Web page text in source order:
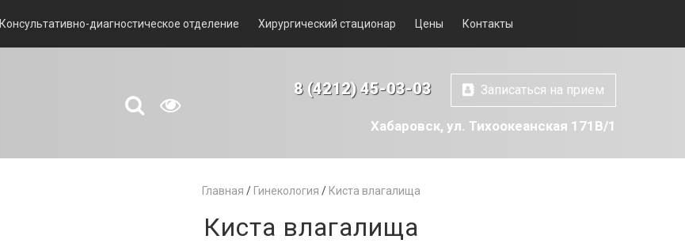
Консультативно-диагностическое отделение Хирургический стационар Цены Контакты
8 (4212) 45-03-03 Записаться на прием
Хабаровск, ул. Тихоокеанская 171В/1
Главная / Гинекология / Киста влагалища
Киста влагалища